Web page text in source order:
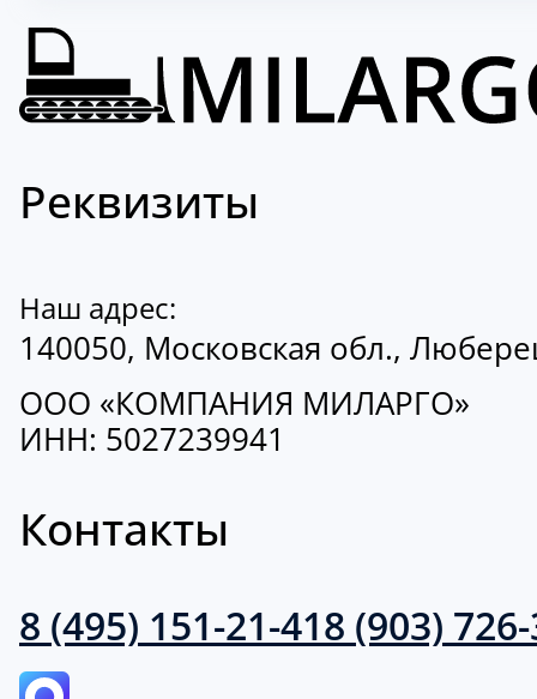
Реквизиты
Наш адрес:
140050, Московская обл.,
ООО «КОМПАНИЯ МИЛАРГО»
ИНН: 5027239941
Контакты
8 (495) 151-21-418 (903)